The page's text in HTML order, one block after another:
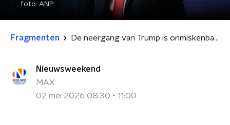
foto: ANP
Fragmenten De neergang van Trump is onmiskenbaar ingezet
Nieuwsweekend
MAX
02 mei 2026 08:30 - 11:00